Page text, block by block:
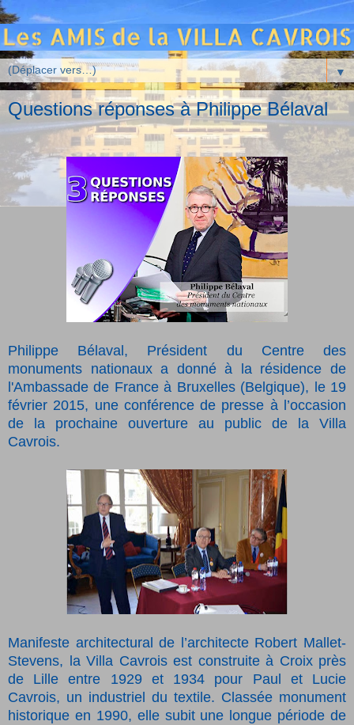
▼
Questions réponses à Philippe Bélaval
Philippe Bélaval, Président du Centre des
monuments nationaux a donné à la résidence de
l'Ambassade de France à Bruxelles (Belgique), le 19
février 2015, une conférence de presse à l’occasion
de la prochaine ouverture au public de la Villa
Cavrois.
Manifeste architectural de l’architecte Robert Mallet-
Stevens, la Villa Cavrois est construite à Croix près
de Lille entre 1929 et 1934 pour Paul et Lucie
Cavrois, un industriel du textile. Classée monument
historique en 1990, elle subit une longue période de